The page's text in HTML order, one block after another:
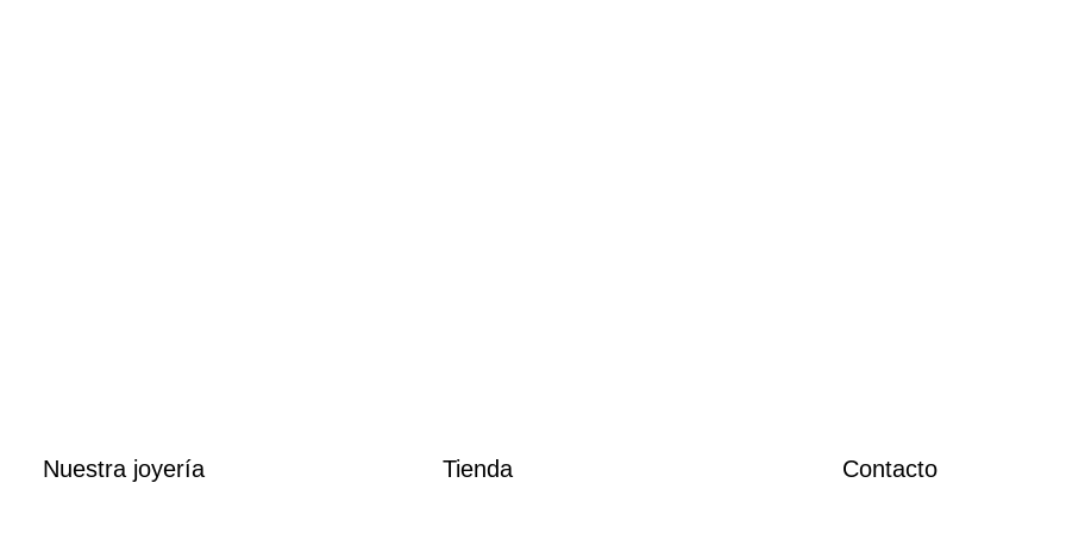
Reloj de mujer Daniel Wellington Petite Evergold con correa de malla dorada DW00100350
Nuestra joyería Tienda Contacto